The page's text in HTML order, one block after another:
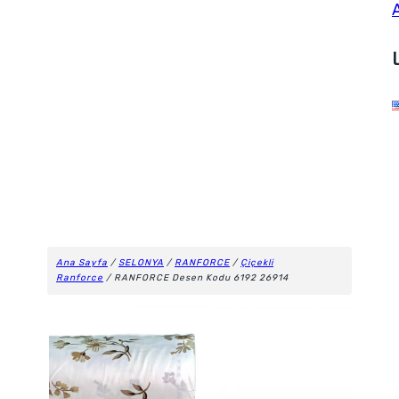
Ana Sayfa / SELONYA / RANFORCE / Çiçekli
Ranforce / RANFORCE Desen Kodu 6192 26914